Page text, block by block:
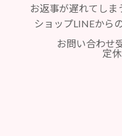
お返事が遅れてしま
ショップLINEから
お問い合わせ
定